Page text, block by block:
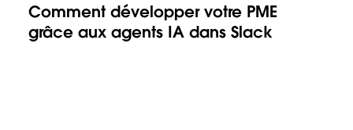
Comment développer votre PME
grâce aux agents IA dans Slack